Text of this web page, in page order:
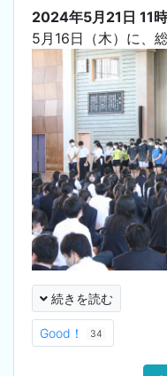
2024年5月21日 11
5月16日（木）に、
続きを読む
Good！ 34